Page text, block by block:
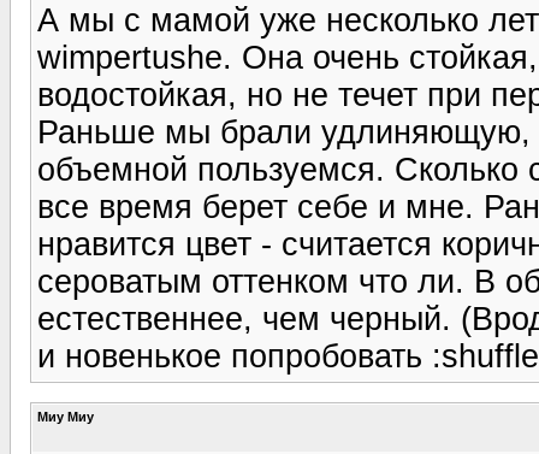
А мы с мамой уже несколько
wimpertushe. Она очень
водостойкая, но не течет при
Раньше мы брали удлиняющую,
объемной пользуемся. Сколько
все время берет себе и мне.
нравится цвет - считается
сероватым оттенком что ли. В
естественнее, чем черный.
и новенькое попробовать
Миу Миу